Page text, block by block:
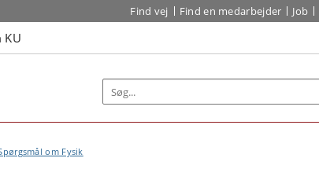
Find vej Find en medarbejder Job
KU
om Fysik